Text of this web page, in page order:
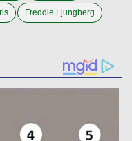
Freddie Ljungberg